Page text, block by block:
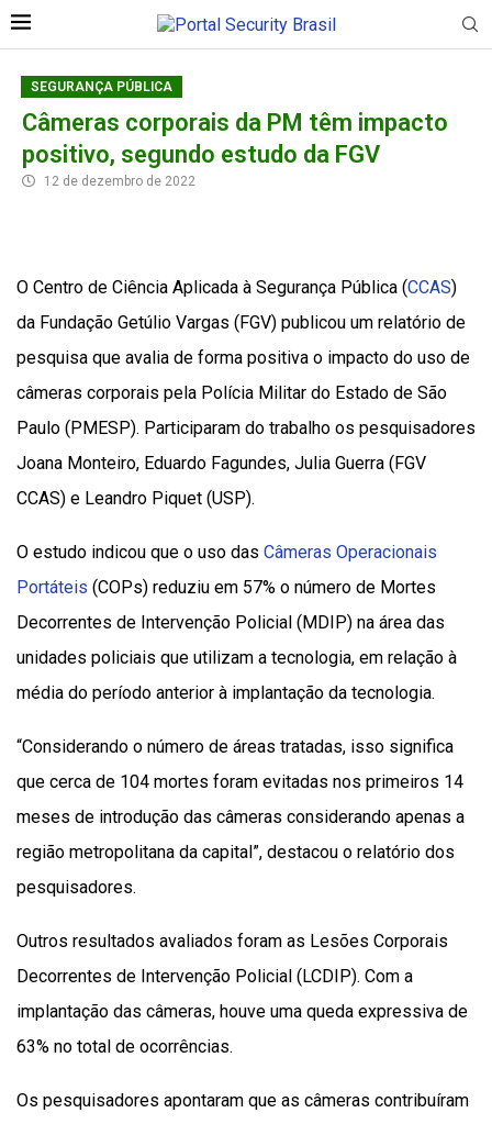
SEGURANÇA PÚBLICA
Câmeras corporais da PM têm impacto
positivo, segundo estudo da FGV
12 de dezembro de 2022
O Centro de Ciência Aplicada à Segurança Pública (CCAS)
da Fundação Getúlio Vargas (FGV) publicou um relatório de
pesquisa que avalia de forma positiva o impacto do uso de
câmeras corporais pela Polícia Militar do Estado de São
Paulo (PMESP). Participaram do trabalho os pesquisadores
Joana Monteiro, Eduardo Fagundes, Julia Guerra (FGV
CCAS) e Leandro Piquet (USP).
O estudo indicou que o uso das Câmeras Operacionais
Portáteis (COPs) reduziu em 57% o número de Mortes
Decorrentes de Intervenção Policial (MDIP) na área das
unidades policiais que utilizam a tecnologia, em relação à
média do período anterior à implantação da tecnologia.
“Considerando o número de áreas tratadas, isso significa
que cerca de 104 mortes foram evitadas nos primeiros 14
meses de introdução das câmeras considerando apenas a
região metropolitana da capital”, destacou o relatório dos
pesquisadores.
Outros resultados avaliados foram as Lesões Corporais
Decorrentes de Intervenção Policial (LCDIP). Com a
implantação das câmeras, houve uma queda expressiva de
63% no total de ocorrências.
Os pesquisadores apontaram que as câmeras contribuíram